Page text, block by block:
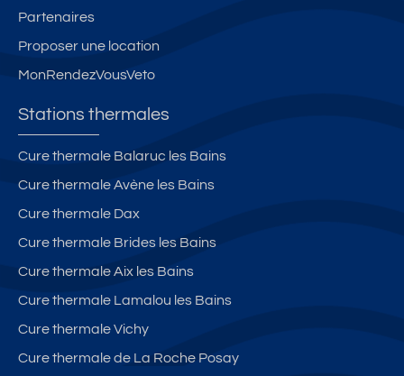
Partenaires
Proposer une location
MonRendezVousVeto
Stations thermales
Cure thermale Balaruc les Bains
Cure thermale Avène les Bains
Cure thermale Dax
Cure thermale Brides les Bains
Cure thermale Aix les Bains
Cure thermale Lamalou les Bains
Cure thermale Vichy
Cure thermale de La Roche Posay